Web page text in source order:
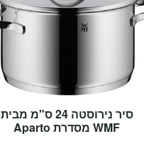
סיר נירוסטה 24 ס"מ מבית
WMF מסדרת Aparto